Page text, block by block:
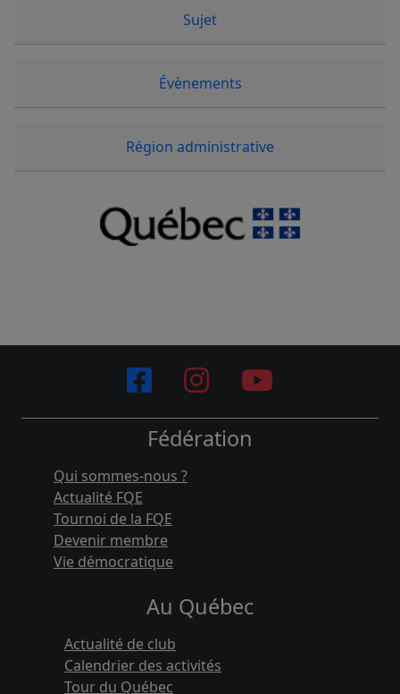
Sujet
Évènements
Région administrative
Fédération
Qui sommes-nous ?
Actualité FQE
Tournoi de la FQE
Devenir membre
Vie démocratique
Au Québec
Actualité de club
Calendrier des activités
Tour du Québec